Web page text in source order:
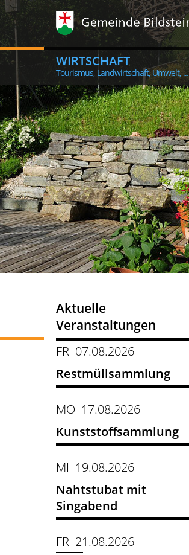
WIRTSCHAFT
Tourismus, Landwirtschaft, Umwelt, ...
Aktuelle
Veranstaltungen
FR 07.08.2026
Restmüllsammlung
MO 17.08.2026
Kunststoffsammlung
MI 19.08.2026
Nahtstubat mit
Singabend
FR 21.08.2026